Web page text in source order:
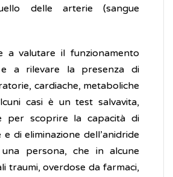
delle arterie (sangue
a valutare il funzionamento
a rilevare la presenza di
cardiache, metaboliche
casi è un test salvavita,
per scoprire la capacità di
e di eliminazione dell’anidride
persona, che in alcune
traumi, overdose da farmaci,